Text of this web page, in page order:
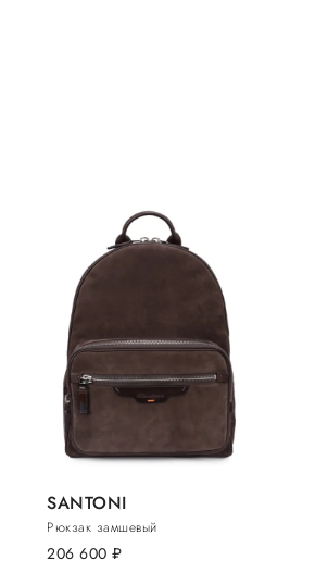
SANTONI
Рюкзак замшевый
206 600 руб.